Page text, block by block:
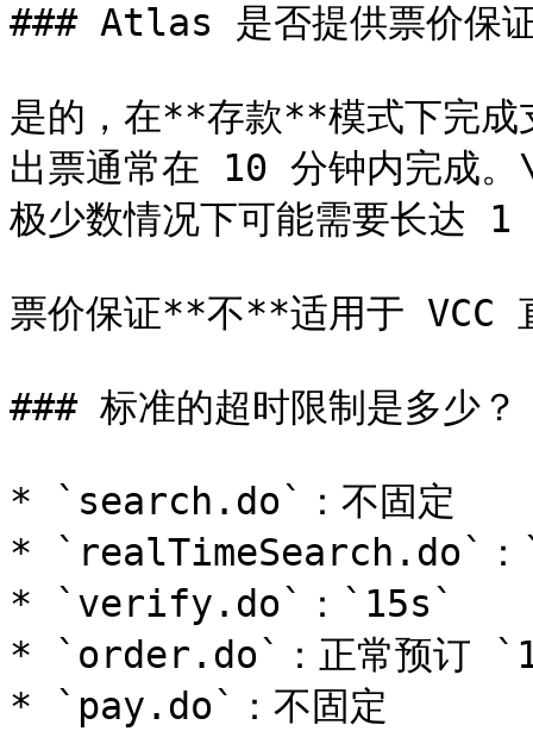
### Atlas 是否提供票价保
是的，在**存款**模式下完成
出票通常在 10 分钟内完成
极少数情况下可能需要长达 1
票价保证**不**适用于 VCC
### 标准的超时限制是多少？
* `search.do`：不固定
* `realTimeSearch.do`
* `verify.do`：`15s`
* `order.do`：正常预订
* `pay.do`：不固定